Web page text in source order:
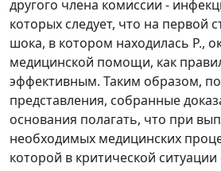
другого члена комиссии -
которых следует, что на первой
шока, в котором находилась Р.,
медицинской помощи, как
эффективным. Таким образом,
представления, собранные
основания полагать, что при
необходимых медицинских
которой в критической ситуации